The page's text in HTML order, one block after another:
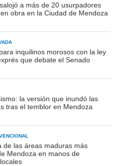
a más de 20 usurpadores
obra en la Ciudad de Mendoza
inquilinos morosos con la ley
que debate el Senado
la versión que inundó las
tras el temblor en Mendoza
de las áreas maduras más
Mendoza en manos de